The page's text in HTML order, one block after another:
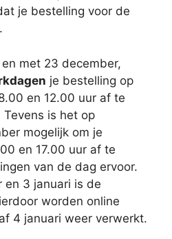
je bestelling voor de
met 23 december,
je bestelling op
en 12.00 uur af te
is het op
mogelijk om je
en 17.00 uur af te
van de dag ervoor.
en 3 januari is de
worden online
4 januari weer verwerkt.